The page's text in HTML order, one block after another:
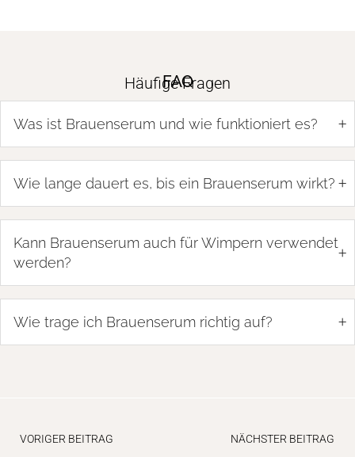
FAQ
Häufige Fragen
Was ist Brauenserum und wie funktioniert es? +
Wie lange dauert es, bis ein Brauenserum wirkt? +
Kann Brauenserum auch für Wimpern verwendet
werden?
+
Wie trage ich Brauenserum richtig auf? +
VORIGER BEITRAG NÄCHSTER BEITRAG